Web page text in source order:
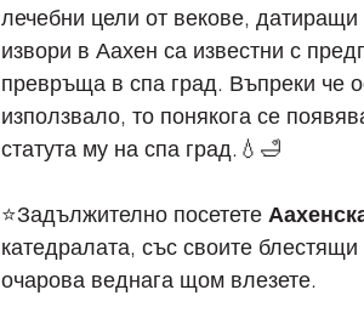
лечебни цели от векове,
извори в Аахен са известни с
превръща в спа град. Въпреки че
използвало, то понякога се
статута му на спа град.💧🛁
⭐️Задължително посетете
катедралата, със своите
очарова веднага щом влезете.